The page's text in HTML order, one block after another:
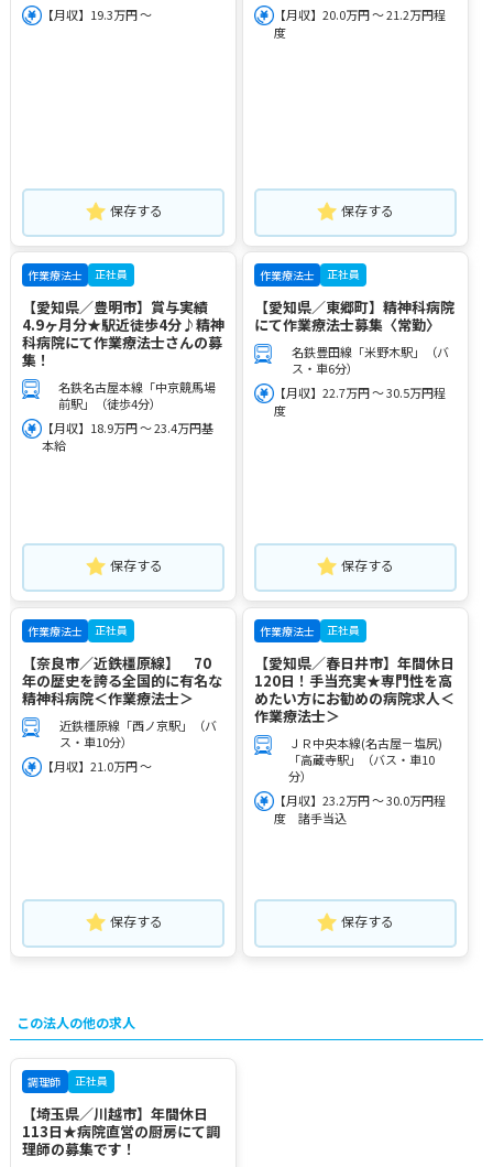
【月収】19.3万円 ～
保存する
【月収】20.0万円 ～ 21.2万円程
度
保存する
作業療法士 正社員
【愛知県／豊明市】賞与実績
4.9ヶ月分★駅近徒歩4分♪精神
科病院にて作業療法士さんの募
集！
名鉄名古屋本線「中京競馬場
前駅」（徒歩4分）
【月収】18.9万円 ～ 23.4万円基
本給
保存する
作業療法士 正社員
【愛知県／東郷町】精神科病院
にて作業療法士募集〈常勤〉
名鉄豊田線「米野木駅」（バ
ス・車6分）
【月収】22.7万円 ～ 30.5万円程
度
保存する
作業療法士 正社員
【奈良市／近鉄橿原線】 70
年の歴史を誇る全国的に有名な
精神科病院＜作業療法士＞
近鉄橿原線「西ノ京駅」（バ
ス・車10分）
【月収】21.0万円 ～
保存する
作業療法士 正社員
【愛知県／春日井市】年間休日
120日！手当充実★専門性を高
めたい方にお勧めの病院求人＜
作業療法士＞
ＪＲ中央本線(名古屋－塩尻)
「高蔵寺駅」（バス・車10
分）
【月収】23.2万円 ～ 30.0万円程
度 諸手当込
保存する
この法人の他の求人
調理師 正社員
【埼玉県／川越市】年間休日
113日★病院直営の厨房にて調
理師の募集です！